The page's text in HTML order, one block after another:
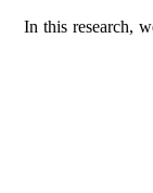
In